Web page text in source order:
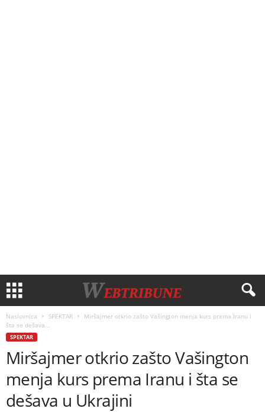
Naslovnica SPEKTAR
Miršajmer otkrio zašto Vašington menja kurs prema Iranu i
šta se dešava...
SPEKTAR
Miršajmer otkrio zašto Vašington
menja kurs prema Iranu i šta se
dešava u Ukrajini